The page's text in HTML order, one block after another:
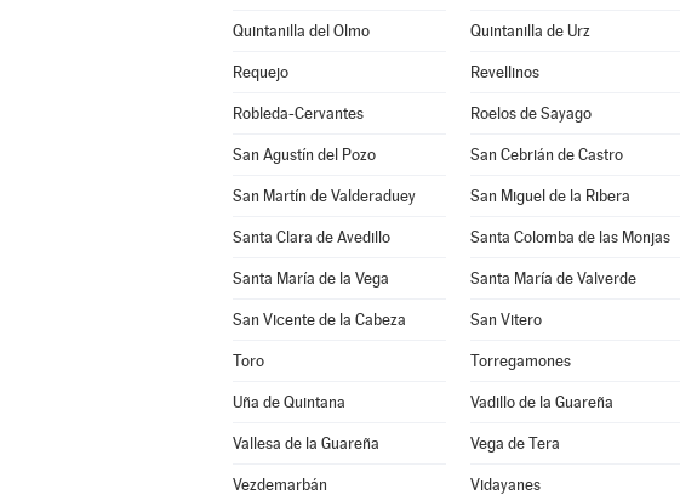
Quintanilla del Olmo Quintanilla de Urz
Requejo Revellinos
Robleda-Cervantes Roelos de Sayago
San Agustín del Pozo San Cebrián de Castro
San Martín de Valderaduey San Miguel de la Ribera
Santa Clara de Avedillo Santa Colomba de las Monjas
Santa María de la Vega Santa María de Valverde
San Vicente de la Cabeza San Vitero
Toro Torregamones
Uña de Quintana Vadillo de la Guareña
Vallesa de la Guareña Vega de Tera
Vezdemarbán Vidayanes